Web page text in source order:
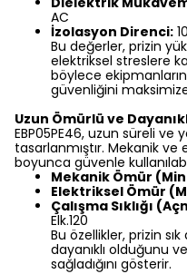
AC
İzolasyon Direnci:
Bu değerler, prizin
elektriksel streslere
böylece
güvenliğini
Uzun Ömürlü ve
EBP05PE46, uzun süreli
tasarlanmıştır. Mekanik
boyunca güvenle
Mekanik Ömür
Elektriksel Ömür
Çalışma Sıklığı
Elk.120
Bu özellikler, prizin
dayanıklı olduğunu
sağladığını gösterir.